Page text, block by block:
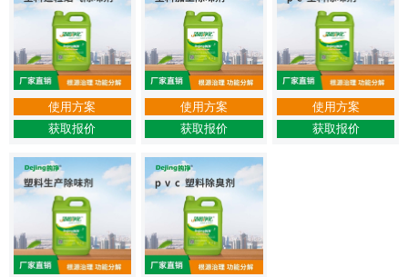
使用方案
获取报价
使用方案
获取报价
使用方案
获取报价